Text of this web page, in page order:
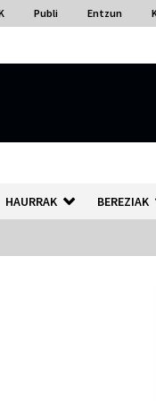
Publi Entzun
HAURRAK BEREZIAK